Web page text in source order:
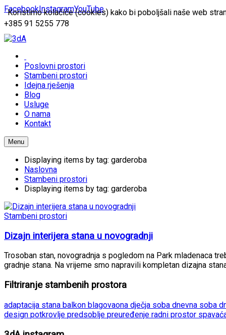
FacebookInstagramYouTube
+385 91 5255 778
Poslovni prostori
Stambeni prostori
Idejna rješenja
Blog
Usluge
O nama
Kontakt
Menu
Displaying items by tag: garderoba
Naslovna
Stambeni prostori
Displaying items by tag: garderoba
Stambeni prostori
Dizajn interijera stana u novogradnji
Trosoban stan, novogradnja s pogledom na Park mladenaca
gradnje stana. Na vrijeme smo napravili kompletan dizajna
Filtriranje stambenih prostora
adaptacija stana balkon blagovaona dječja soba dnevna soba
design potkrovlje predsoblje preuređenje radni prostor
Koristimo kolačiće (cookies) kako bi poboljšali naše web